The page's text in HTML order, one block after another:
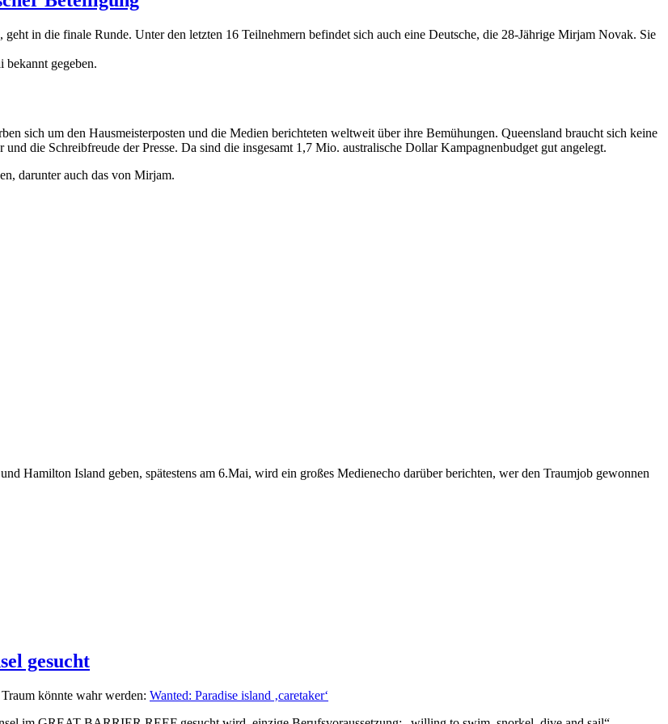
in die finale Runde. Unter den letzten 16 Teilnehmern befindet sich auch eine Deutsche, die 28-Jährige Mirjam Novak. Sie
gegeben.
sich um den Hausmeisterposten und die Medien berichteten weltweit über ihre Bemühungen. Queensland braucht sich keine
die Schreibfreude der Presse. Da sind die insgesamt 1,7 Mio. australische Dollar Kampagnenbudget gut angelegt.
darunter auch das von Mirjam.
Hamilton Island geben, spätestens am 6.Mai, wird ein großes Medienecho darüber berichten, wer den Traumjob gewonnen
gesucht
könnte wahr werden: Wanted: Paradise island ‚caretaker‘